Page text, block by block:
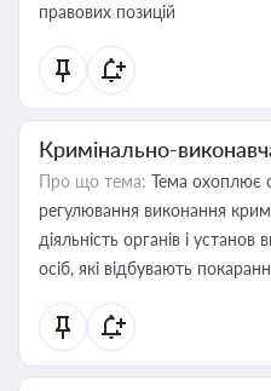
правових позицій
Кримінально-
Про що тема: Тема охоплює
регулювання виконання
діяльність органів і
осіб, які відбувають